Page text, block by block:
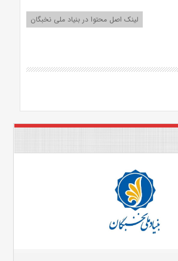
لینک اصل محتوا در بنیاد ملی نخبگان